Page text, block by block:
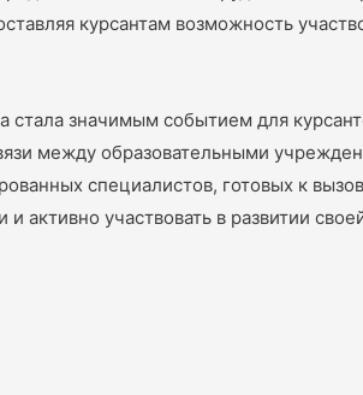
курсантам возможность
стала значимым событием для
между образовательными
специалистов, готовых к
активно участвовать в развитии